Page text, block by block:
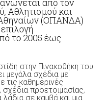
από τον
Αθλητισμού και
(ΟΠΑΝΔΑ)
το 2005 έως
στην Πινακοθήκη του
μεγάλα σχέδια με
τις καθημερινές
σχέδια προετοιμασίας,
σε καμβά και μια